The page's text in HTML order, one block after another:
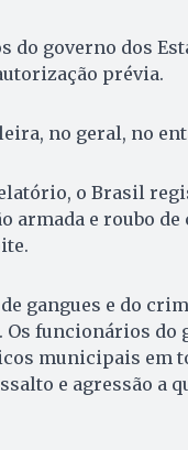
do governo dos
prévia.
no geral, no
o Brasil
armada e roubo
gangues e do
Os funcionários do
municipais em
e agressão a